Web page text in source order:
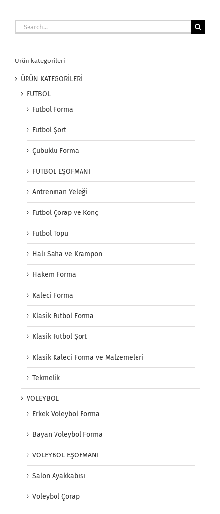
Search
for:
Ürün kategorileri
ÜRÜN KATEGORİLERİ
FUTBOL
Futbol Forma
Futbol Şort
Çubuklu Forma
FUTBOL EŞOFMANI
Antrenman Yeleği
Futbol Çorap ve Konç
Futbol Topu
Halı Saha ve Krampon
Hakem Forma
Kaleci Forma
Klasik Futbol Forma
Klasik Futbol Şort
Klasik Kaleci Forma ve Malzemeleri
Tekmelik
VOLEYBOL
Erkek Voleybol Forma
Bayan Voleybol Forma
VOLEYBOL EŞOFMANI
Salon Ayakkabısı
Voleybol Çorap